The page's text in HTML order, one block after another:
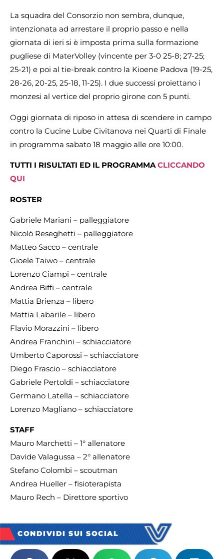
La squadra del Consorzio non sembra, dunque,
intenzionata ad arrestare il proprio passo e nella
giornata di ieri si è imposta prima sulla formazione
pugliese di MaterVolley (vincente per 3-0 25-8; 27-25;
25-21) e poi al tie-break contro la Kioene Padova (19-25,
28-26, 20-25, 25-18, 11-25). I due successi proiettano i
monzesi al vertice del proprio girone con 5 punti.
Oggi giornata di riposo in attesa di scendere in campo
contro la Cucine Lube Civitanova nei Quarti di Finale
in programma sabato 18 maggio alle ore 10:00.
TUTTI I RISULTATI ED IL PROGRAMMACLICCANDO
QUI
ROSTER
Gabriele Mariani – palleggiatore
Nicolò Reseghetti – palleggiatore
Matteo Sacco – centrale
Gioele Taiwo – centrale
Lorenzo Ciampi – centrale
Andrea Biffi – centrale
Mattia Brienza – libero
Mattia Labarile – libero
Flavio Morazzini – libero
Andrea Franchini – schiacciatore
Umberto Caporossi – schiacciatore
Diego Frascio – schiacciatore
Gabriele Pertoldi – schiacciatore
Germano Latella – schiacciatore
Lorenzo Magliano – schiacciatore
STAFF
Mauro Marchetti – 1° allenatore
Davide Valagussa – 2° allenatore
Stefano Colombi – scoutman
Andrea Hueller – fisioterapista
Mauro Rech – Direttore sportivo
CONDIVIDI SUI SOCIAL